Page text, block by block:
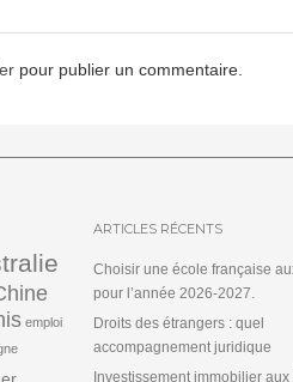
pour publier un commentaire.
emploi
ARTICLES RÉCENTS
Choisir une école française
pour l’année 2026-2027.
Droits des étrangers : quel
accompagnement juridique
Investissement immobilier aux